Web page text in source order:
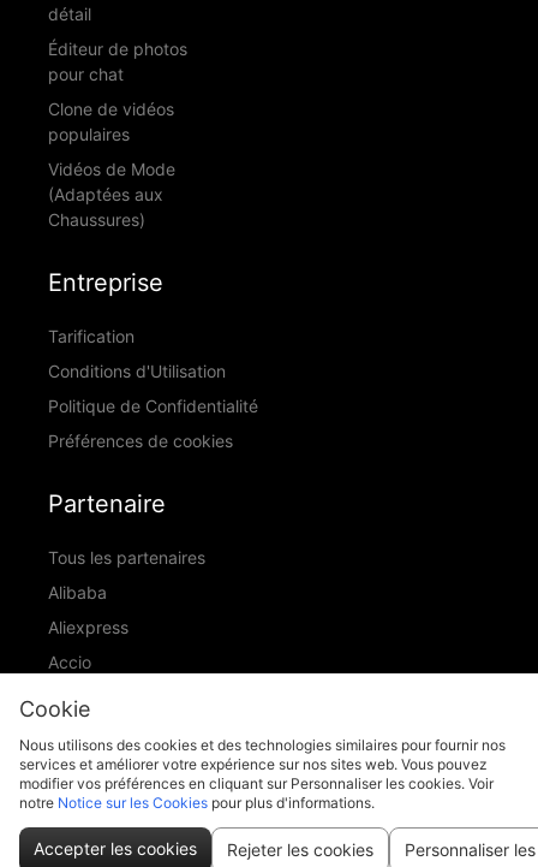
détail
Éditeur de photos
pour chat
Clone de vidéos
populaires
Vidéos de Mode
(Adaptées aux
Chaussures)
Entreprise
Tarification
Conditions d'Utilisation
Politique de Confidentialité
Préférences de cookies
Partenaire
Tous les partenaires
Alibaba
Aliexpress
Accio
ID Ranking
support@piccopilot.com
Cookie
Nous utilisons des cookies et des technologies similaires pour fournir nos
services et améliorer votre expérience sur nos sites web. Vous pouvez
modifier vos préférences en cliquant sur Personnaliser les cookies. Voir
notre Notice sur les Cookies pour plus d'informations.
Accepter les cookies Rejeter les cookies Personnaliser